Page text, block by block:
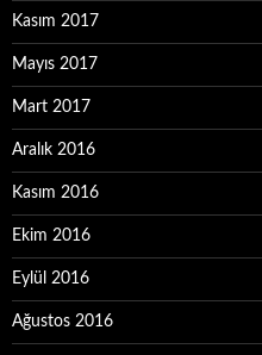
Kasım 2017
Mayıs 2017
Mart 2017
Aralık 2016
Kasım 2016
Ekim 2016
Eylül 2016
Ağustos 2016